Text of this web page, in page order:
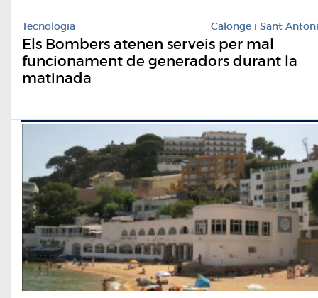
Tecnologia Calonge i Sant Antoni
Els Bombers atenen serveis per mal
funcionament de generadors durant la
matinada